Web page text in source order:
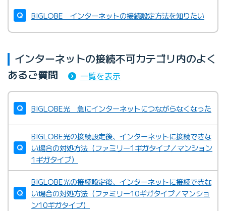
BIGLOBE インターネットの接続設定方法を知りたい
インターネットの接続不可カテゴリ内のよく
あるご質問
一覧を表示
BIGLOBE光 急にインターネットにつながらなくなった
BIGLOBE光の接続設定後、インターネットに接続できな
い場合の対処方法（ファミリー1ギガタイプ／マンション
1ギガタイプ）
BIGLOBE光の接続設定後、インターネットに接続できな
い場合の対処方法（ファミリー10ギガタイプ／マンショ
ン10ギガタイプ）